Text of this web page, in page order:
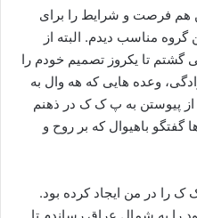
هم فرصت و شرایط را برای
مناسب دیدم. البته از
تا یکروز تصمیم خودم را
وعده هایی که هه وال به
از پیوستن به پ ک ک در ذهنم
گفتگو باهیوال که بر روح و
ک را در من ایجاد کرده بود.